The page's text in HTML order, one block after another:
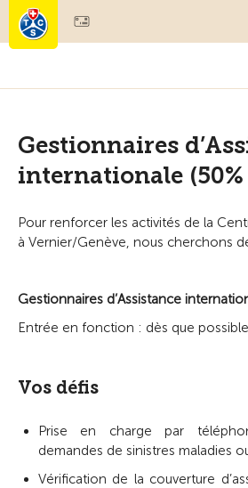
Societariato & prestazioni
Gestionnaires
internationale (50%
Pour renforcer les activités de la
à Vernier/Genève, nous cherchons
Gestionnaires d’Assistance
Entrée en fonction : dès que
Vos défis
Prise en charge par
demandes de sinistres maladies
Vérification de la couverture